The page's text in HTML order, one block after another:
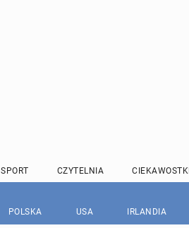
SPORT CZYTELNIA CIEKAWOSTKI
POLSKA USA IRLANDIA